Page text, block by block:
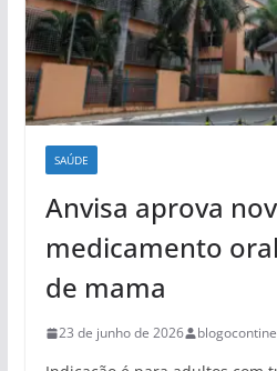
SAÚDE
Anvisa aprova
medicamento
de mama
23 de junho de 2026